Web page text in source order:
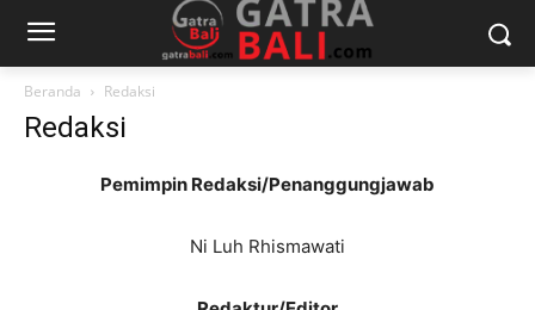
Beranda Redaksi
Redaksi
Pemimpin Redaksi/Penanggungjawab
Ni Luh Rhismawati